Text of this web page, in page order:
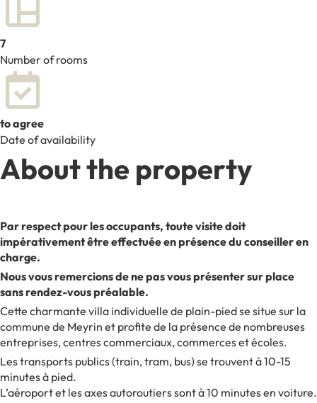
7
Number of rooms
to agree
Date of availability
About the property
Par respect pour les occupants, toute visite doit
impérativement être effectuée en présence du conseiller en
charge.
Nous vous remercions de ne pas vous présenter sur place
sans rendez-vous préalable.
Cette charmante villa individuelle de plain-pied se situe sur la
commune de Meyrin et profite de la présence de nombreuses
entreprises, centres commerciaux, commerces et écoles.
Les transports publics (train, tram, bus) se trouvent à 10-15
minutes à pied.
L’aéroport et les axes autoroutiers sont à 10 minutes en voiture.